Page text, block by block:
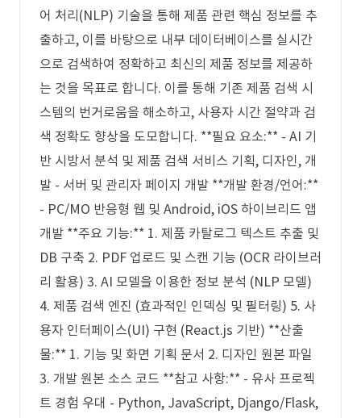
어 처리(NLP) 기술을 통해 제품 관련 핵심 정보를 추
출하고, 이를 바탕으로 내부 데이터베이스를 실시간
으로 검색하여 정확하고 최신의 제품 정보를 제공하
는 것을 목표로 합니다. 이를 통해 기존 제품 검색 시
스템의 번거로움을 해소하고, 사용자 시간 절약과 검
색 정확도 향상을 도모합니다. **필요 요소:** - AI 기
반 시방서 분석 및 제품 검색 서비스 기획, 디자인, 개
발 - 서버 및 관리자 페이지 개발 **개발 환경/언어:**
- PC/MO 반응형 웹 및 Android, iOS 하이브리드 앱
개발 **주요 기능:** 1. 제품 카탈로그 텍스트 추출 및
DB 구축 2. PDF 업로드 및 스캔 기능 (OCR 라이브러
리 활용) 3. AI 모델을 이용한 정보 분석 (NLP 모델)
4. 제품 검색 엔진 (효과적인 인덱싱 및 필터링) 5. 사
용자 인터페이스(UI) 구현 (React.js 기반) **산출
물:** 1. 기능 및 화면 기획 문서 2. 디자인 원본 파일
3. 개발 원본 소스 코드 **참고 사항:** - 유사 프로젝
트 경험 우대 - Python, JavaScript, Django/Flask,